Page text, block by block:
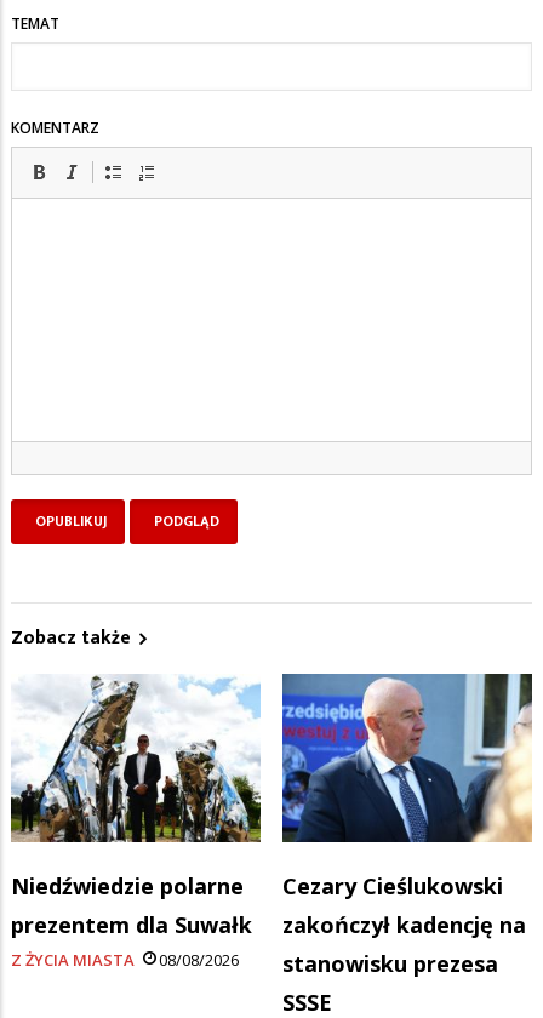
TEMAT
KOMENTARZ
Zobacz także
Niedźwiedzie polarne
prezentem dla Suwałk
Z ŻYCIA MIASTA 08/08/2026
Cezary Cieślukowski
zakończył kadencję na
stanowisku prezesa
SSSE